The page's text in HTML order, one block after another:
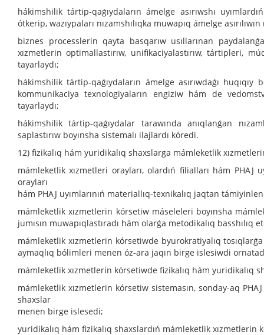
hákimshilik tártip-qaǵıydaların ámelge asırıwshı
ótkerip, wazıypaları nızamshılıqka muwapıq ámelge
biznes processlerin qayta basqarıw usıllarınan
xızmetlerin optimallastırıw, unifikaciyalastırıw, tártipleri,
tayarlaydı;
hákimshilik tártip-qaǵıydaların ámelge asırıwdaǵı
kommunikaciya texnologiyaların engiziw hám de
tayarlaydı;
hákimshilik tártip-qaǵıydalar tarawında anıqlanǵan
saplastırıw boyınsha sistemalı ilajlardı kóredi.
12) fizikalıq hám yuridikalıq shaxslarga mámleketlik
mámleketlik xızmetleri orayları, olardıń filialları hám PHAJ
orayları
hám PHAJ uyımlarınıń materiallıq-texnikalıq jaqtan
mámleketlik xızmetlerin kórsetiw máseleleri boyınsha
jumısın muwapıqlastıradı hám olarǵa metodikalıq basshılıq
mámleketlik xızmetlerin kórsetiwde byurokratiyalıq
aymaqlıq bólimleri menen óz-ara jaqın birge islesiwdi
mámleketlik xızmetlerin kórsetiwde fizikalıq hám
mámleketlik xızmetlerin kórsetiw sistemasın, sonday-aq
shaxslar
menen birge islesedi;
yuridikalıq hám fizikalıq shaxslardıń mámleketlik xızmetlerin